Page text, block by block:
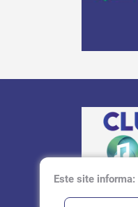
Este site informa: